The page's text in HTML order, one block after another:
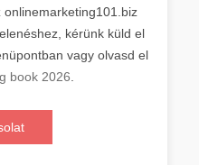
onlinemarketing101.biz
kérünk küld el
vagy olvasd el
book 2026